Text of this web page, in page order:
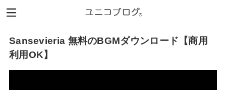
Sansevieria 無料のBGMダウンロード【商用
利用OK】